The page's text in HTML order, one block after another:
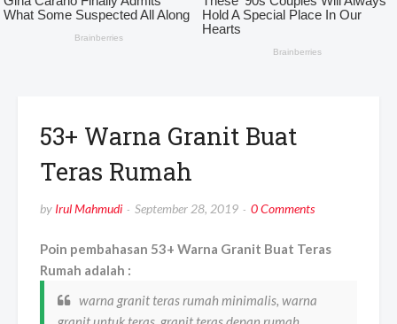
53+ Warna Granit Buat
Teras Rumah
by Irul Mahmudi September 28, 2019 0 Comments
Poin pembahasan 53+ Warna Granit Buat Teras
Rumah adalah :
warna granit teras rumah minimalis, warna